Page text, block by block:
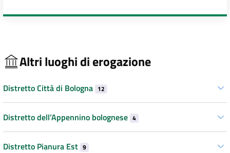
Altri luoghi di erogazione
Distretto Città di Bologna 12
Distretto dell’Appennino bolognese 4
Distretto Pianura Est 9